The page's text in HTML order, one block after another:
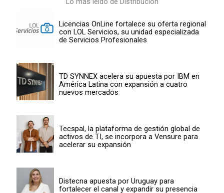
Licencias OnLine fortalece su oferta regional
con LOL Servicios, su unidad especializada
de Servicios Profesionales
TD SYNNEX acelera su apuesta por IBM en
América Latina con expansión a cuatro
nuevos mercados
Tecspal, la plataforma de gestión global de
activos de TI, se incorpora a Vensure para
acelerar su expansión
Distecna apuesta por Uruguay para
fortalecer el canal y expandir su presencia